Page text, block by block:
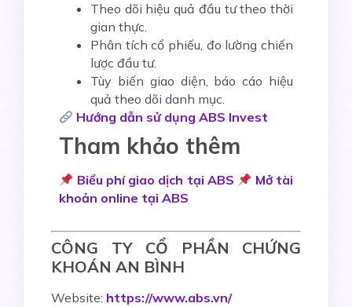
Theo dõi hiệu quả đầu tư theo thời
gian thực.
Phân tích cổ phiếu, đo lường chiến
lược đầu tư.
Tùy biến giao diện, báo cáo hiệu
quả theo dõi danh mục.
Hướng dẫn sử dụng ABS Invest
Tham khảo thêm
Biểu phí giao dịch tại ABS
Mở tài
khoản online tại ABS
CÔNG TY CỔ PHẦN CHỨNG
KHOÁN AN BÌNH
Website: https://www.abs.vn/